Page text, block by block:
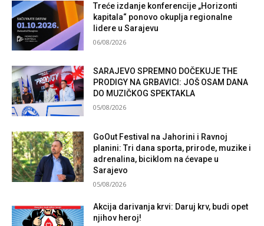
Treće izdanje konferencije „Horizonti
kapitala“ ponovo okuplja regionalne
lidere u Sarajevu
06/08/2026
SARAJEVO SPREMNO DOČEKUJE THE
PRODIGY NA GRBAVICI: JOŠ OSAM DANA
DO MUZIČKOG SPEKTAKLA
05/08/2026
GoOut Festival na Jahorini i Ravnoj
planini: Tri dana sporta, prirode, muzike i
adrenalina, biciklom na ćevape u
Sarajevo
05/08/2026
Akcija darivanja krvi: Daruj krv, budi opet
njihov heroj!